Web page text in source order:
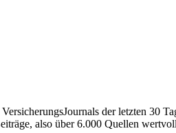
der letzten 30
also über 6.000 Quellen